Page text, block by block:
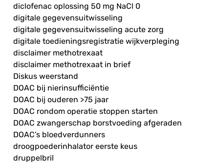
diclofenac oplossing 50 mg NaCl 0
digitale gegevensuitwisseling
digitale gegevensuitwisseling acute zorg
digitale toedieningsregistratie wijkverpleging
disclaimer methotrexaat
disclaimer methotrexaat in brief
Diskus weerstand
DOAC bij nierinsufficiëntie
DOAC bij ouderen >75 jaar
DOAC rondom operatie stoppen starten
DOAC zwangerschap borstvoeding afgeraden
DOAC’s bloedverdunners
droogpoederinhalator eerste keus
druppelbril